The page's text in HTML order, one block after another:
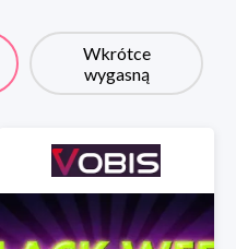
Wkrótce
wygasną